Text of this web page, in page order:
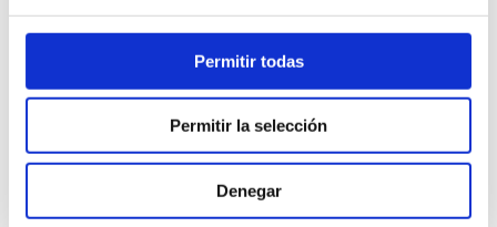
Permitir todas
Permitir la selección
Denegar
Módulo para mesa de estudio con 3 cajones.
620,00
VER PRODUCTO